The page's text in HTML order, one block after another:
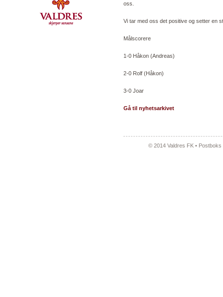
oss.
Vi tar med oss det positive og setter en
Målscorere
1-0 Håkon (Andreas)
2-0 Rolf (Håkon)
3-0 Joar
Gå til nyhetsarkivet
© 2014 Valdres FK •